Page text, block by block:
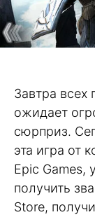
Завтра всех
ожидает
сюрприз.
эта игра от
Epic Games,
получить
Store,